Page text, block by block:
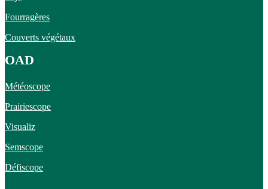
Fourragères
Couverts végétaux
OAD
Météoscope
Prairiescope
Visualiz
Semscope
Défiscope